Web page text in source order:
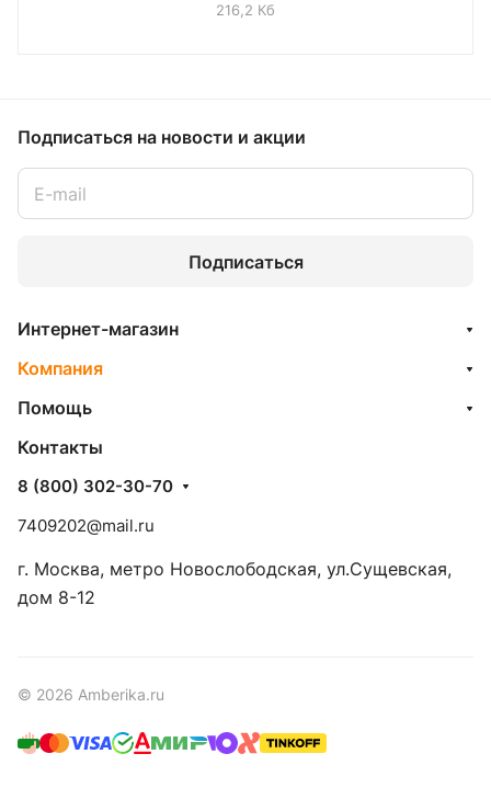
216,2 Кб
Подписаться на новости и акции
Подписаться
Интернет-магазин
Компания
Помощь
Контакты
8 (800) 302-30-70
7409202@mail.ru
г. Москва, метро Новослободская, ул.Сущевская,
дом 8-12
© 2026 Amberika.ru